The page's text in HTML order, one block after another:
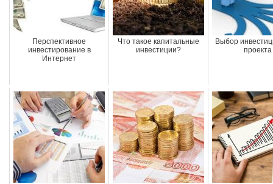
Перспективное
инвестирование в
Интернет
Что такое капитальные
инвестиции?
Выбор
проекта